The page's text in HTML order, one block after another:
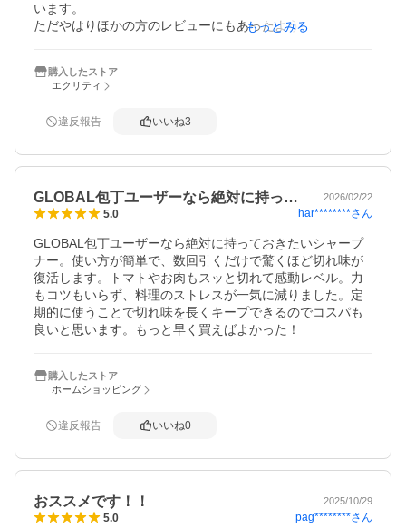
います。
ただやはりほかの方のレビューにもあったように、この価
もっとみる
購入したストア
エクリティ
違反報告 いいね3
GLOBAL包丁ユーザーなら絶対に持っ… 2026/02/22
5.0 har********さん
GLOBAL包丁ユーザーなら絶対に持っておきたいシャープ
ナー。使い方が簡単で、数回引くだけで驚くほど切れ味が
復活します。トマトやお肉もスッと切れて感動レベル。力
もコツもいらず、料理のストレスが一気に減りました。定
期的に使うことで切れ味を長くキープできるのでコスパも
良いと思います。もっと早く買えばよかった！
購入したストア
ホームショッピング
違反報告 いいね0
おススメです！！ 2025/10/29
5.0 pag********さん